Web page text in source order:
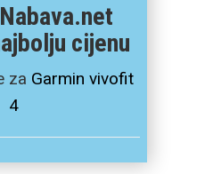
cijenu
za Garmin vivofit
4